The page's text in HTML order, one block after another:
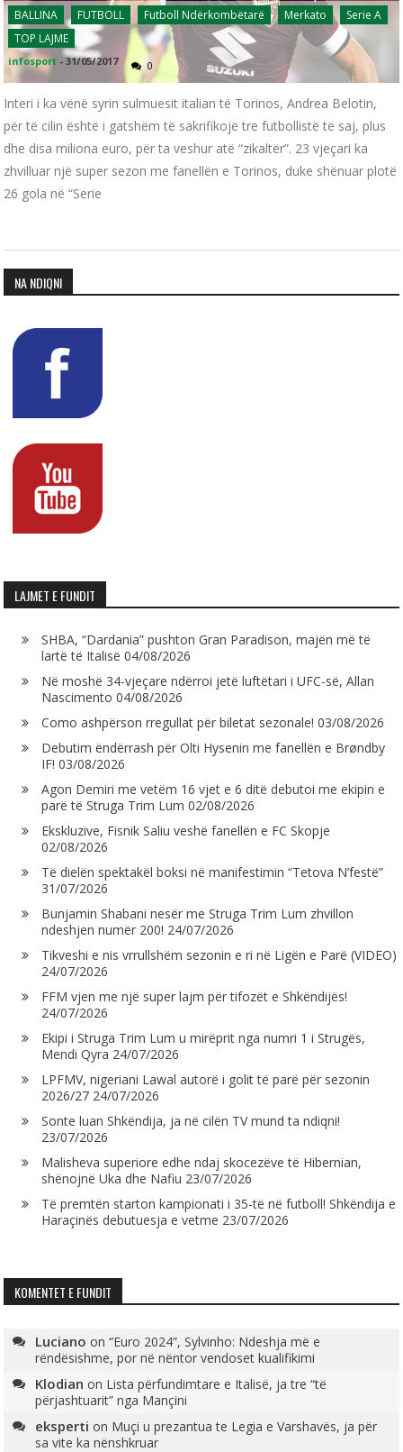
BALLINA FUTBOLL Futboll Ndërkombëtarë Merkato
Serie A
TOP LAJME
infosport -31/05/2017 0
Interi i ka vënë syrin sulmuesit italian të Torinos, Andrea Belotin,
për të cilin është i gatshëm të sakrifikojë tre futbollistë të saj, plus
dhe disa miliona euro, për ta veshur atë “zikaltër”. 23 vjeçari ka
zhvilluar një super sezon me fanellën e Torinos, duke shënuar plotë
26 gola në “Serie
NA NDIQNI
LAJMET E FUNDIT
SHBA, “Dardania” pushton Gran Paradison, majën më të
lartë të Italisë 04/08/2026
Në moshë 34-vjeçare ndërroi jetë luftëtari i UFC-së, Allan
Nascimento 04/08/2026
Como ashpërson rregullat për biletat sezonale! 03/08/2026
Debutim ëndërrash për Olti Hysenin me fanellën e Brøndby
IF! 03/08/2026
Agon Demiri me vetëm 16 vjet e 6 ditë debutoi me ekipin e
parë të Struga Trim Lum 02/08/2026
Ekskluzive, Fisnik Saliu veshë fanellën e FC Skopje
02/08/2026
Të dielën spektakël boksi në manifestimin “Tetova N’festë”
31/07/2026
Bunjamin Shabani nesër me Struga Trim Lum zhvillon
ndeshjen numër 200! 24/07/2026
Tikveshi e nis vrrullshëm sezonin e ri në Ligën e Parë (VIDEO)
24/07/2026
FFM vjen me një super lajm për tifozët e Shkëndijës!
24/07/2026
Ekipi i Struga Trim Lum u mirëprit nga numri 1 i Strugës,
Mendi Qyra 24/07/2026
LPFMV, nigeriani Lawal autorë i golit të parë për sezonin
2026/27 24/07/2026
Sonte luan Shkëndija, ja në cilën TV mund ta ndiqni!
23/07/2026
Malisheva superiore edhe ndaj skocezëve të Hibernian,
shënojnë Uka dhe Nafiu 23/07/2026
Të premtën starton kampionati i 35-të në futboll! Shkëndija e
Haraçinës debutuesja e vetme 23/07/2026
KOMENTET E FUNDIT
Luciano on“Euro 2024”, Sylvinho: Ndeshja më e
rëndësishme, por në nëntor vendoset kualifikimi
Klodian on Lista përfundimtare e Italisë, ja tre “të
përjashtuarit” nga Mançini
eksperti on Muçi u prezantua te Legia e Varshavës, ja për
sa vite ka nënshkruar